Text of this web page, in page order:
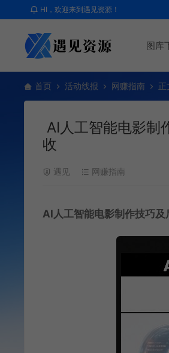
HI，欢迎来到遇见资源！
图库
首页 活动线报 网赚指南 正
AI人工智能电影制
收
遇见 网赚指南
AI人工智能电影制作技巧